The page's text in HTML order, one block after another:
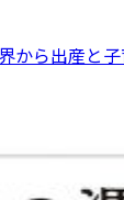
から出産と